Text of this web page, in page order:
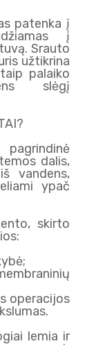
patenka į
į
Srauto
užtikrina
palaiko
slėgį
dalis,
vandens,
ypač
skirto
operacijos
lemia ir